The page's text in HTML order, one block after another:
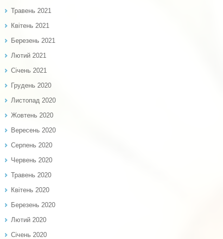
Травень 2021
Квітень 2021
Березень 2021
Лютий 2021
Січень 2021
Грудень 2020
Листопад 2020
Жовтень 2020
Вересень 2020
Серпень 2020
Червень 2020
Травень 2020
Квітень 2020
Березень 2020
Лютий 2020
Січень 2020